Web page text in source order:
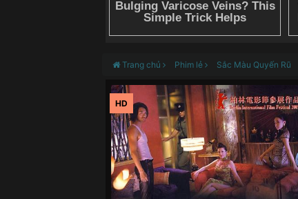
Trang chủ Phim lẻ Sắc Màu Quyến Rũ
HD